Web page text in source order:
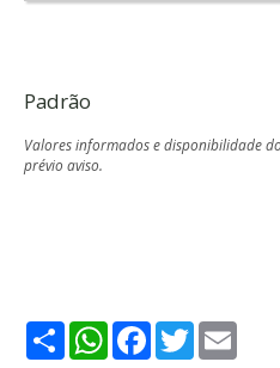
Padrão
Valores informados e disponibilidade
prévio aviso.
ShareWhatsApp
Facebook
Twitter